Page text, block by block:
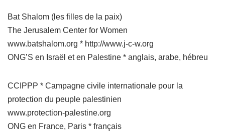
Bat Shalom (les filles de la paix)
The Jerusalem Center for Women
www.batshalom.org * http://www.j-c-w.org
ONG’S en Israël et en Palestine * anglais, arabe, hébreu
CCIPPP * Campagne civile internationale pour la
protection du peuple palestinien
www.protection-palestine.org
ONG en France, Paris * français